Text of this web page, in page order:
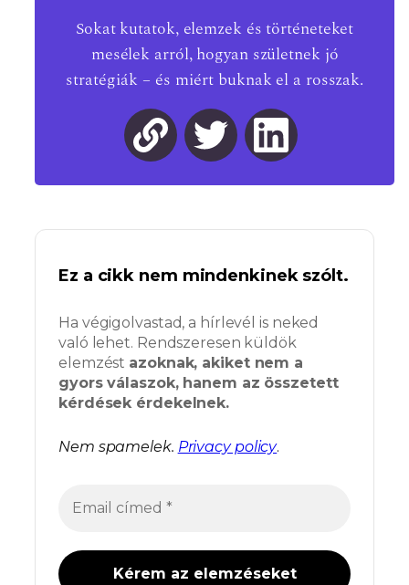
Sokat kutatok, elemzek és történeteket
mesélek arról, hogyan születnek jó
stratégiák – és miért buknak el a rosszak.
Ez a cikk nem mindenkinek szólt.
Ha végigolvastad, a hírlevél is neked
való lehet. Rendszeresen küldök
elemzést azoknak, akiket nem a
gyors válaszok, hanem az összetett
kérdések érdekelnek.
Nem spamelek. Privacy policy.